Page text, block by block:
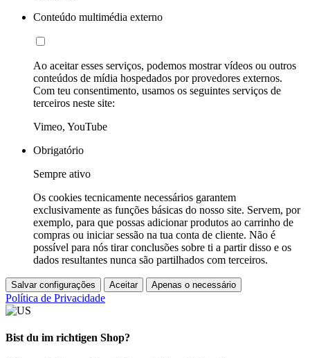
Conteúdo multimédia externo
Ao aceitar esses serviços, podemos mostrar vídeos ou outros
conteúdos de mídia hospedados por provedores externos.
Com teu consentimento, usamos os seguintes serviços de
terceiros neste site:
Vimeo, YouTube
Obrigatório
Sempre ativo
Os cookies tecnicamente necessários garantem
exclusivamente as funções básicas do nosso site. Servem, por
exemplo, para que possas adicionar produtos ao carrinho de
compras ou iniciar sessão na tua conta de cliente. Não é
possível para nós tirar conclusões sobre ti a partir disso e os
dados resultantes nunca são partilhados com terceiros.
Salvar configurações Aceitar Apenas o necessário
Política de Privacidade
Bist du im richtigen Shop?